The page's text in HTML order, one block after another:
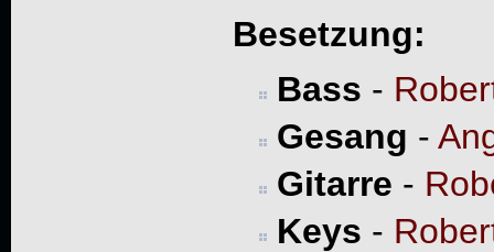
Besetzung:
Bass -
Gesang -
Gitarre -
Keys -